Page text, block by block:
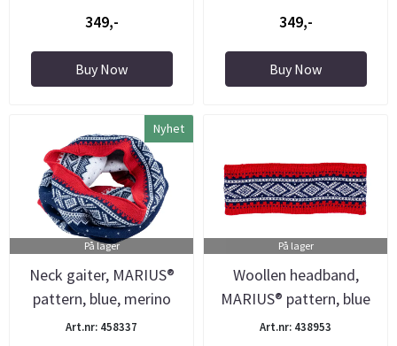
349,-
Buy Now
349,-
Buy Now
Nyhet
På lager
Neck gaiter, MARIUS®
pattern, blue, merino
wool
Art.nr: 458337
På lager
Woollen headband,
MARIUS® pattern, blue
Art.nr: 438953